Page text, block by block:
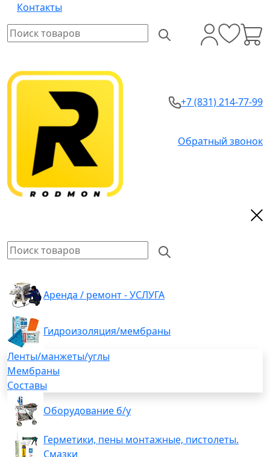
Контакты
+7 (831) 214-77-99
Обратный звонок
Аренда / ремонт - УСЛУГА
Гидроизоляция/мембраны
Ленты/манжеты/углы
Мембраны
Составы
Оборудование б/у
Герметики, пены монтажные, пистолеты.
Смазки